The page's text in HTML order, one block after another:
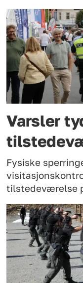
Varsler
Fysiske
tilstedeværelse